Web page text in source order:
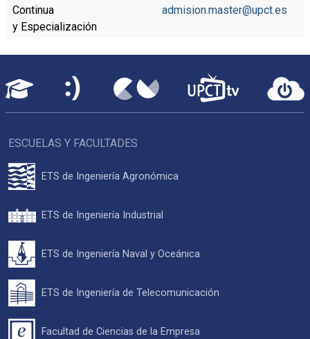
Continua
y Especialización
admision.master@upct.es
ESCUELAS Y FACULTADES
ETS de Ingeniería Agronómica
ETS de Ingeniería Industrial
ETS de Ingeniería Naval y Oceánica
ETS de Ingeniería de Telecomunicación
Facultad de Ciencias de la Empresa